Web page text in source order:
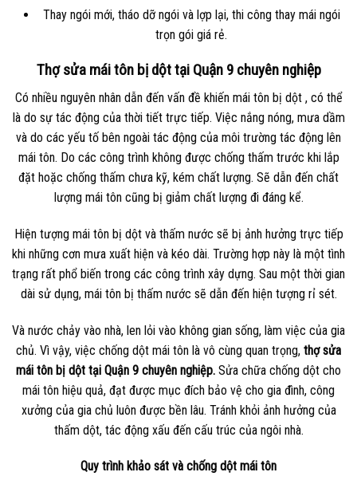
Thay ngói mới, tháo dỡ ngói và lợp lại, thi công thay mái ngói
trọn gói giá rẻ.
Thợ sửa mái tôn bị dột tại Quận 9 chuyên nghiệp
Có nhiều nguyên nhân dẫn đến vấn đề khiến mái tôn bị dột , có thể
là do sự tác động của thời tiết trực tiếp. Việc nắng nóng, mưa dầm
và do các yếu tố bên ngoài tác động của môi trường tác động lên
mái tôn. Do các công trình không được chống thấm trước khi lắp
đặt hoặc chống thấm chưa kỹ, kém chất lượng. Sẽ dẫn đến chất
lượng mái tôn cũng bị giảm chất lượng đi đáng kể.
Hiện tượng mái tôn bị dột và thấm nước sẽ bị ảnh hưởng trực tiếp
khi những cơn mưa xuất hiện và kéo dài. Trường hợp này là một tình
trạng rất phổ biến trong các công trình xây dựng. Sau một thời gian
dài sử dụng, mái tôn bị thấm nước sẽ dẫn đến hiện tượng rỉ sét.
Và nước chảy vào nhà, len lỏi vào không gian sống, làm việc của gia
chủ. Vì vậy, việc chống dột mái tôn là vô cùng quan trọng, thợ sửa
mái tôn bị dột tại Quận 9 chuyên nghiệp. Sửa chữa chống dột cho
mái tôn hiệu quả, đạt được mục đích bảo vệ cho gia đình, công
xưởng của gia chủ luôn được bền lâu. Tránh khỏi ảnh hưởng của
thấm dột, tác động xấu đến cấu trúc của ngôi nhà.
Quy trình khảo sát và chống dột mái tôn